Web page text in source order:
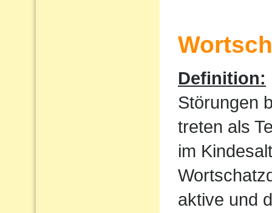
Definition:
Störungen
treten als
im
aktive und